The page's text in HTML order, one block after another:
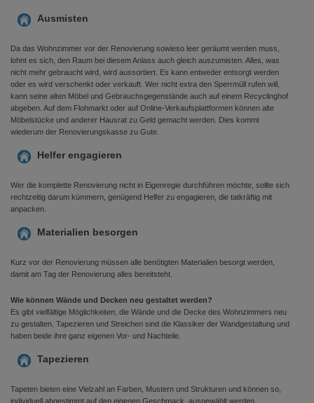
Ausmisten
Da das Wohnzimmer vor der Renovierung sowieso leer geräumt werden muss,
lohnt es sich, den Raum bei diesem Anlass auch gleich auszumisten. Alles, was
nicht mehr gebraucht wird, wird aussortiert. Es kann entweder entsorgt werden
oder es wird verschenkt oder verkauft. Wer nicht extra den Sperrmüll rufen will,
kann seine alten Möbel und Gebrauchsgegenstände auch auf einem Recyclinghof
abgeben. Auf dem Flohmarkt oder auf Online-Verkaufsplattformen können alte
Möbelstücke und anderer Hausrat zu Geld gemacht werden. Dies kommt
wiederum der Renovierungskasse zu Gute.
Helfer engagieren
Wer die komplette Renovierung nicht in Eigenregie durchführen möchte, sollte sich
rechtzeitig darum kümmern, genügend Helfer zu engagieren, die tatkräftig mit
anpacken.
Materialien besorgen
Kurz vor der Renovierung müssen alle benötigten Materialien besorgt werden,
damit am Tag der Renovierung alles bereitsteht.
Wie können Wände und Decken neu gestaltet werden?
Es gibt vielfältige Möglichkeiten, die Wände und die Decke des Wohnzimmers neu
zu gestalten. Tapezieren und Streichen sind die Klassiker der Wandgestaltung und
haben beide ihre ganz eigenen Vor- und Nachteile.
Tapezieren
Tapeten bieten eine Vielzahl an Farben, Mustern und Strukturen und können so,
individuell abgestimmt auf den eigenen Geschmack, ausgewählt werden.